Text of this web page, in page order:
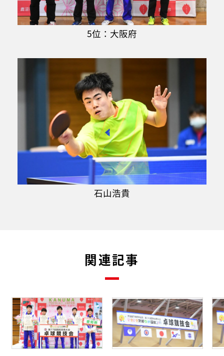
5位：大阪府
石山浩貴
関連記事